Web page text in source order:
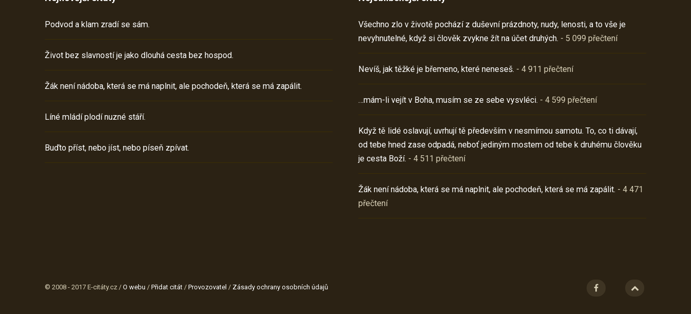
Podvod a klam zradí se sám.
Život bez slavností je jako dlouhá cesta bez hospod.
Žák není nádoba, která se má naplnit, ale pochodeň, která se má zapálit.
Líné mládí plodí nuzné stáří.
Buďto příst, nebo jíst, nebo píseň zpívat.
Všechno zlo v životě pochází z duševní prázdnoty, nudy, lenosti, a to vše je
nevyhnutelné, když si člověk zvykne žít na účet druhých. - 5 099 přečtení
Nevíš, jak těžké je břemeno, které neneseš. - 4 911 přečtení
…mám-li vejít v Boha, musím se ze sebe vysvléci. - 4 599 přečtení
Když tě lidé oslavují, uvrhují tě především v nesmírnou samotu. To, co ti dávají,
od tebe hned zase odpadá, neboť jediným mostem od tebe k druhému člověku
je cesta Boží. - 4 511 přečtení
Žák není nádoba, která se má naplnit, ale pochodeň, která se má zapálit. - 4 471
přečtení
© 2008 - 2017 E-citáty.cz / O webu / Přidat citát / Provozovatel / Zásady ochrany osobních údajů